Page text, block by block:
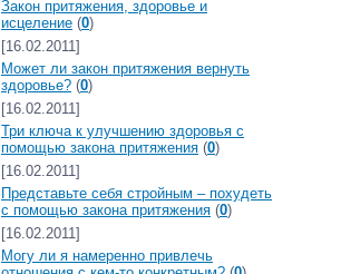
Закон притяжения, здоровье и
исцеление (0)
[16.02.2011]
Может ли закон притяжения вернуть
здоровье? (0)
[16.02.2011]
Три ключа к улучшению здоровья с
помощью закона притяжения (0)
[16.02.2011]
Представьте себя стройным – похудеть
с помощью закона притяжения (0)
[16.02.2011]
Могу ли я намеренно привлечь